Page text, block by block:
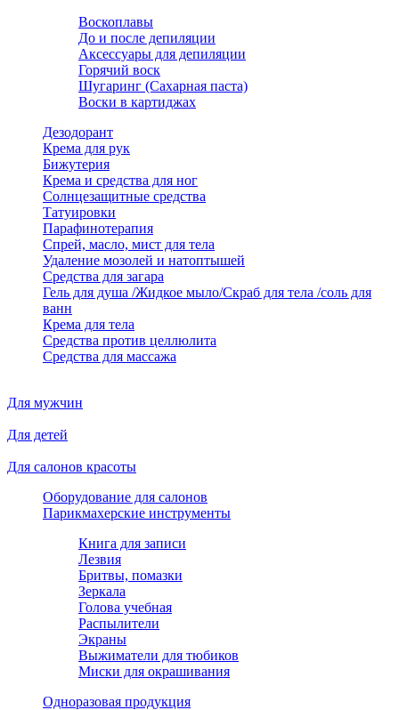
Воскоплавы
До и после депиляции
Аксессуары для депиляции
Горячий воск
Шугаринг (Сахарная паста)
Воски в картиджах
Дезодорант
Крема для рук
Бижутерия
Крема и средства для ног
Солнцезащитные средства
Татуировки
Парафинотерапия
Спрей, масло, мист для тела
Удаление мозолей и натоптышей
Средства для загара
Гель для душа /Жидкое мыло/Скраб для тела /соль для
ванн
Крема для тела
Средства против целлюлита
Средства для массажа
Для мужчин
Для детей
Для салонов красоты
Оборудование для салонов
Парикмахерские инструменты
Книга для записи
Лезвия
Бритвы, помазки
Зеркала
Голова учебная
Распылители
Экраны
Выжиматели для тюбиков
Миски для окрашивания
Одноразовая продукция